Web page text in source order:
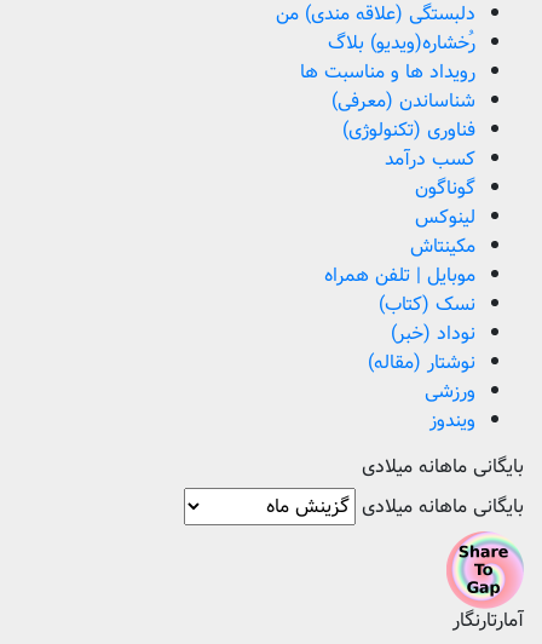
دلبستگی (علاقه مندی) من
رُخشاره(ویدیو) بلاگ
رویداد ها و مناسبت ها
شناساندن (معرفی)
فناوری (تکنولوژی)
کسب درآمد
گوناگون
لینوکس
مکینتاش
موبایل | تلفن همراه
نسک (کتاب)
نوداد (خبر)
نوشتار (مقاله)
ورزشی
ویندوز
بایگانی ماهانه میلادی
بایگانی ماهانه میلادی
آمارتارنگار